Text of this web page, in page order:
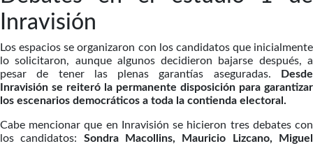
Inravisión
Los espacios se organizaron con los candidatos que inicialmente
lo solicitaron, aunque algunos decidieron bajarse después, a
pesar de tener las plenas garantías aseguradas.
Desde
Inravisión se reiteró la permanente disposición para garantizar
los escenarios democráticos a toda la contienda electoral.
Cabe mencionar que en Inravisión se hicieron tres debates con
los candidatos: Sondra Macollins, Mauricio Lizcano, Miguel